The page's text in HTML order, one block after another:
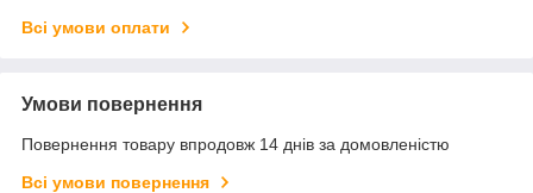
Всі умови оплати
Умови повернення
Повернення товару впродовж 14 днів за домовленістю
Всі умови повернення